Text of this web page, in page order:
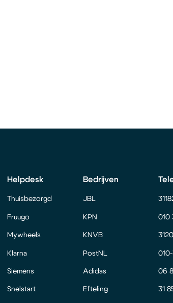
Helpdesk
Thuisbezorgd
Fruugo
Mywheels
Klarna
Siemens
Snelstart
Bedrijven
JBL
KPN
KNVB
PostNL
Adidas
Efteling
010
06
31